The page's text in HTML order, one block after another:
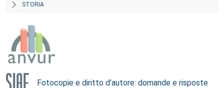
STORIA
Fotocopie e diritto d’autore: domande e risposte